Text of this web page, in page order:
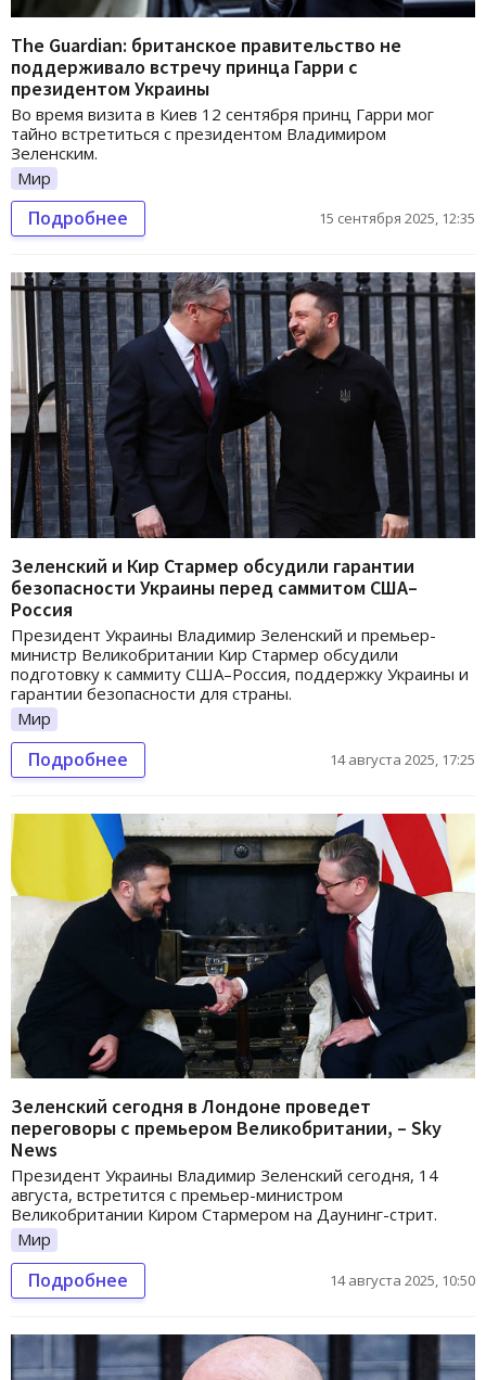
The Guardian: британское правительство не
поддерживало встречу принца Гарри с
президентом Украины
Во время визита в Киев 12 сентября принц Гарри мог
тайно встретиться с президентом Владимиром
Зеленским.
Мир
Подробнее 15 сентября 2025, 12:35
Зеленский и Кир Стармер обсудили гарантии
безопасности Украины перед саммитом США–
Россия
Президент Украины Владимир Зеленский и премьер-
министр Великобритании Кир Стармер обсудили
подготовку к саммиту США–Россия, поддержку Украины и
гарантии безопасности для страны.
Мир
Подробнее 14 августа 2025, 17:25
Зеленский сегодня в Лондоне проведет
переговоры с премьером Великобритании, – Sky
News
Президент Украины Владимир Зеленский сегодня, 14
августа, встретится с премьер-министром
Великобритании Киром Стармером на Даунинг-стрит.
Мир
Подробнее 14 августа 2025, 10:50